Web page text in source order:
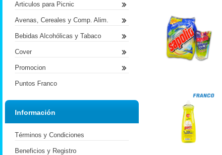
Articulos para Picnic
Avenas, Cereales y Comp. Alim.
Bebidas Alcohólicas y Tabaco
Cover
Promocion
Puntos Franco
Información
Términos y Condiciones
Beneficios y Registro